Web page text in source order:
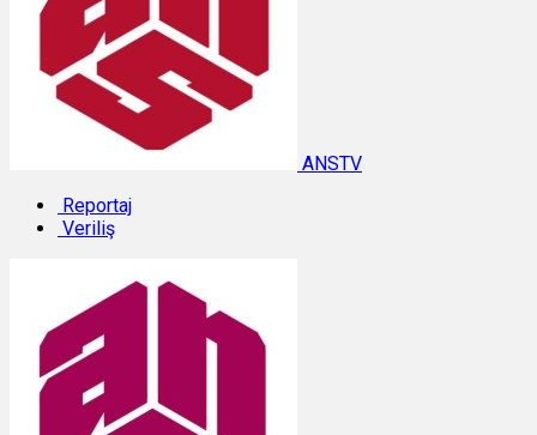
ANSTV
Reportaj
Veriliş